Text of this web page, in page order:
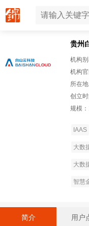
贵州
机构
机构官
所在
创立
规模
IAAS
大数
大数
智慧
简介 用户